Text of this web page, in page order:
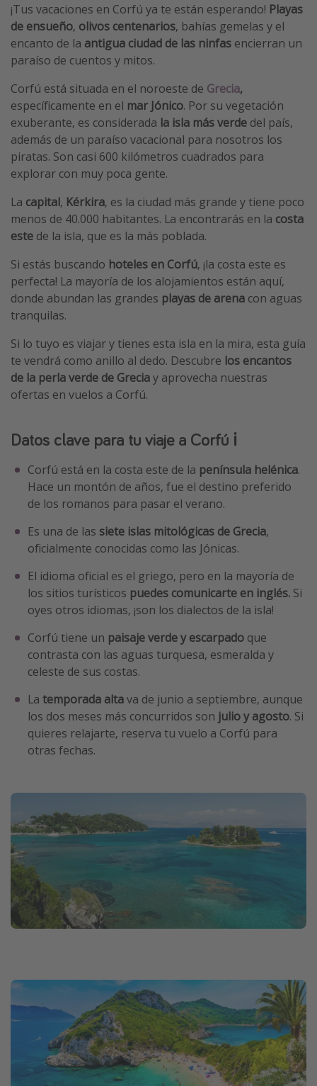
Guía de equipaje de mano
Parques de atracciones
Viaja con musicales
El Rey León el musical
Harry Potter en Londres y otros destinos
Eventos deportivos
¡Tus vacaciones en Corfú ya te están esperando! Playas
de ensueño, olivos centenarios, bahías gemelas y el
encanto de la antigua ciudad de las ninfas encierran un
paraíso de cuentos y mitos.
Corfú está situada en el noroeste de Grecia,
específicamente en el mar Jónico. Por su vegetación
exuberante, es considerada la isla más verde del país,
además de un paraíso vacacional para nosotros los
piratas. Son casi 600 kilómetros cuadrados para
explorar con muy poca gente.
La capital, Kérkira, es la ciudad más grande y tiene poco
menos de 40.000 habitantes. La encontrarás en la costa
este de la isla, que es la más poblada.
Si estás buscando hoteles en Corfú, ¡la costa este es
perfecta! La mayoría de los alojamientos están aquí,
donde abundan las grandes playas de arena con aguas
tranquilas.
Si lo tuyo es viajar y tienes esta isla en la mira, esta guía
te vendrá como anillo al dedo. Descubre los encantos
de la perla verde de Greciay aprovecha nuestras
ofertas en vuelos a Corfú.
Datos clave para tu viaje a Corfú ℹ️
Corfú está en la costa este de la península helénica.
Hace un montón de años, fue el destino preferido
de los romanos para pasar el verano.
Es una de las siete islas mitológicas de Grecia,
oficialmente conocidas como las Jónicas.
El idioma oficial es el griego, pero en la mayoría de
los sitios turísticos puedes comunicarte en inglés. Si
oyes otros idiomas, ¡son los dialectos de la isla!
Corfú tiene un paisaje verde y escarpado que
contrasta con las aguas turquesa, esmeralda y
celeste de sus costas.
La temporada altava de junio a septiembre, aunque
los dos meses más concurridos son julio y agosto. Si
quieres relajarte, reserva tu vuelo a Corfú para
otras fechas.